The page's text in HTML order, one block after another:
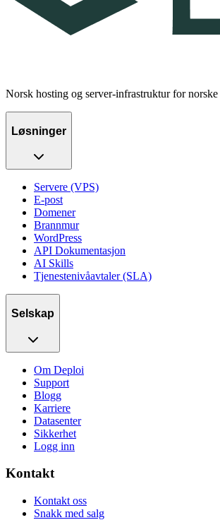
Norsk hosting og server-infrastruktur for norske
Løsninger
Servere (VPS)
E-post
Domener
Brannmur
WordPress
API Dokumentasjon
AI Skills
Tjenestenivåavtaler (SLA)
Selskap
Om Deploi
Support
Blogg
Karriere
Datasenter
Sikkerhet
Logg inn
Kontakt
Kontakt oss
Snakk med salg